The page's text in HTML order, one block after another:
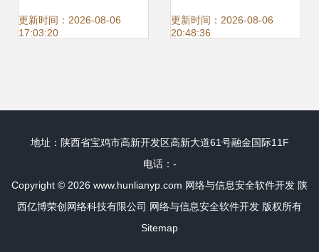
网，共守数字家园
更新时间：2026-08-06
17:03:20
全是一项系统工程
更新时间：2026-08-06
20:48:36
地址：陕西省宝鸡市高新开发区高新大道61号融金国际11F
电话：-
Copyright © 2026 www.hunlianyp.com 网络与信息安全软件开发 陕
西亿博荣创网络科技有限公司 网络与信息安全软件开发 版权所有
Sitemap